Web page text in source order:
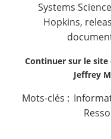
Systems
Hopkins,
Continuer sur le site
Jeffrey
Mots-clés :